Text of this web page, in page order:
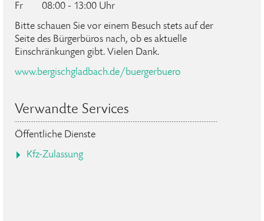
Fr 08:00 - 13:00 Uhr
Bitte schauen Sie vor einem Besuch stets auf der
Seite des Bürgerbüros nach, ob es aktuelle
Einschränkungen gibt. Vielen Dank.
www.bergischgladbach.de/buergerbuero
Verwandte Services
Öffentliche Dienste
Kfz-Zulassung